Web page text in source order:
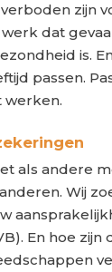
zijn
dat
is.
passen.
werken.
als andere
Wij
En hoe zijn